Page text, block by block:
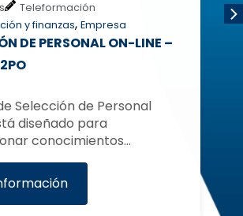
150 horas
Teleformación
Empresa, Transporte
GESTIÓN LOGÍSTICA – COML0006
los conocimientos y habilidades
necesarios para desempeñar…
Más información